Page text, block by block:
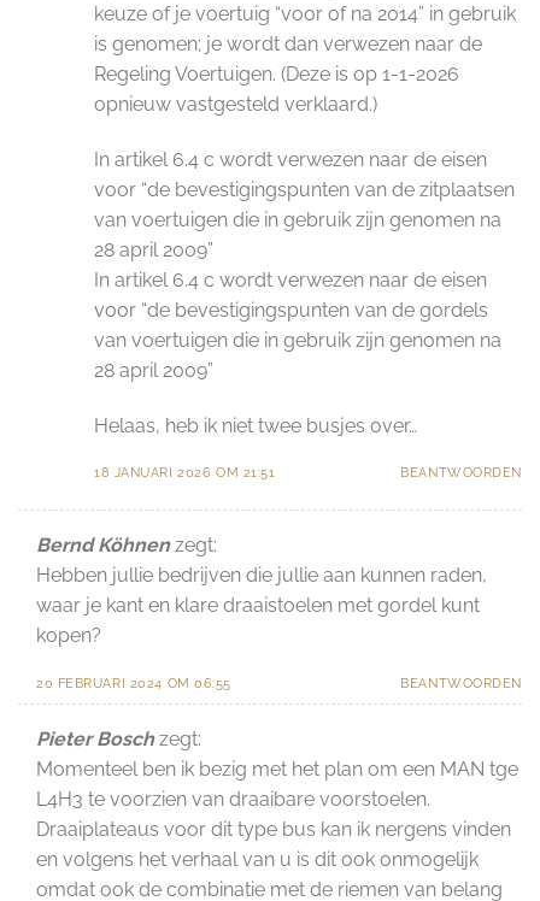
keuze of je voertuig “voor of na 2014” in gebruik
is genomen; je wordt dan verwezen naar de
Regeling Voertuigen. (Deze is op 1-1-2026
opnieuw vastgesteld verklaard.)
In artikel 6.4 c wordt verwezen naar de eisen
voor “de bevestigingspunten van de zitplaatsen
van voertuigen die in gebruik zijn genomen na
28 april 2009”
In artikel 6.4 c wordt verwezen naar de eisen
voor “de bevestigingspunten van de gordels
van voertuigen die in gebruik zijn genomen na
28 april 2009”
Helaas, heb ik niet twee busjes over…
18 JANUARI 2026 OM 21:51 BEANTWOORDEN
Bernd Köhnen zegt:
Hebben jullie bedrijven die jullie aan kunnen raden,
waar je kant en klare draaistoelen met gordel kunt
kopen?
20 FEBRUARI 2024 OM 06:55 BEANTWOORDEN
Pieter Bosch zegt:
Momenteel ben ik bezig met het plan om een MAN tge
L4H3 te voorzien van draaibare voorstoelen.
Draaiplateaus voor dit type bus kan ik nergens vinden
en volgens het verhaal van u is dit ook onmogelijk
omdat ook de combinatie met de riemen van belang